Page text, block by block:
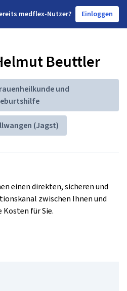
medflex-Nutzer? Einloggen
Beuttler
und
(Jagst)
einen direkten, sicheren und
zwischen Ihnen und
Kosten für Sie.